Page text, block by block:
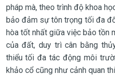
pháp mà, theo trình độ khoa
bảo đảm sự tôn trọng tối đa
hòa tốt nhất giữa việc bảo tồn
của đất, duy trì cân bằng
thiểu tối đa tác động môi
khảo cổ cũng như cảnh quan